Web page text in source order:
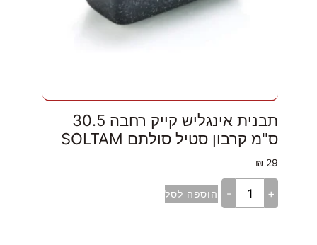
תבנית אינגליש קייק רחבה 30.5
ס"מ קרבון סטיל סולתם SOLTAM
29
₪
+
- הוספה לסל